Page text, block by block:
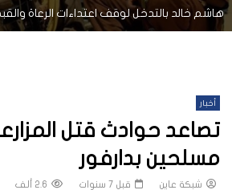
هاشم خالد بالتدخل لوقف اعتداءات الرعاة
أخبار
تصاعد حوادث قتل
مسلحين بدارفور
شبكة عاين قبل 7 سنوات 2.6 ألف